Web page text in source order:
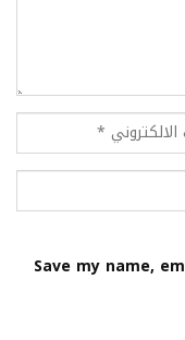
Save my name,